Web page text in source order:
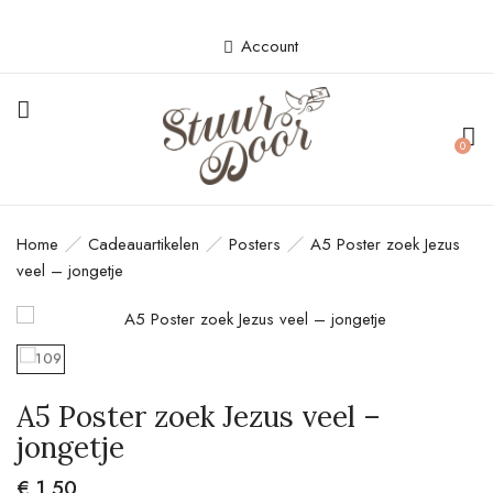
Account
0
Home Cadeauartikelen Posters
A5 Poster zoek Jezus
veel – jongetje
A5 Poster zoek Jezus veel –
jongetje
BE THE FIRST TO REVIEW “A5
POSTER ZOEK JEZUS VEEL –
JONGETJE”
Je e-mailadres wordt niet gepubliceerd.
Vereiste velden zijn gemarkeerd met